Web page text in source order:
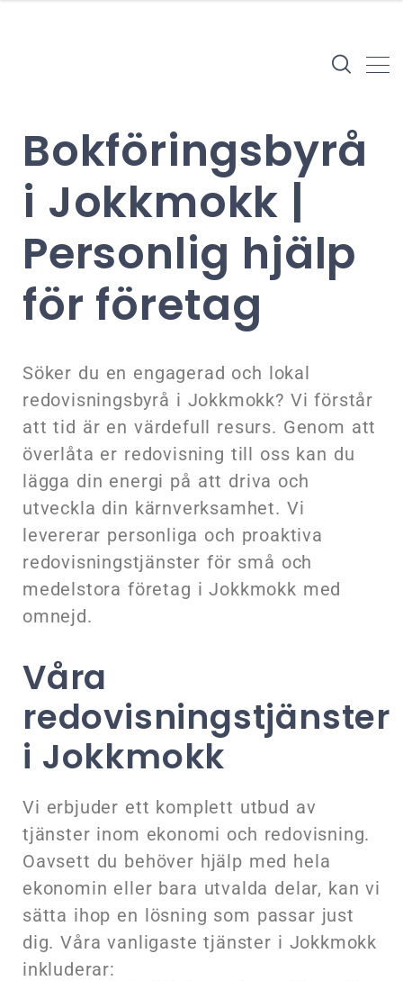
Bokföringsbyrå
i Jokkmokk |
Personlig hjälp
för företag
Söker du en engagerad och lokal
redovisningsbyrå i Jokkmokk? Vi förstår
att tid är en värdefull resurs. Genom att
överlåta er redovisning till oss kan du
lägga din energi på att driva och
utveckla din kärnverksamhet. Vi
levererar personliga och proaktiva
redovisningstjänster för små och
medelstora företag i Jokkmokk med
omnejd.
Våra
redovisningstjänster
i Jokkmokk
Vi erbjuder ett komplett utbud av
tjänster inom ekonomi och redovisning.
Oavsett du behöver hjälp med hela
ekonomin eller bara utvalda delar, kan vi
sätta ihop en lösning som passar just
dig. Våra vanligaste tjänster i Jokkmokk
inkluderar: